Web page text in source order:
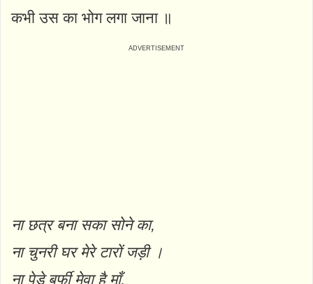
कभी उस का भोग लगा जाना ॥
ना छत्र बना सका सोने का,
ना चुनरी घर मेरे टारों जड़ी ।
ना पेडे बर्फी मेवा है माँ,